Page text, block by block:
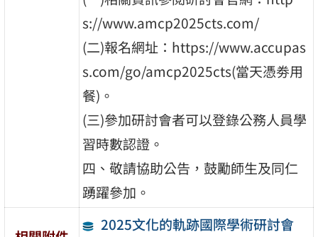
s://www.amcp2025cts.com/
(二)報名網址：https://www.accupas
s.com/go/amcp2025cts(當天憑劵用
餐)。
(三)參加研討會者可以登錄公務人員學
習時數認證。
四、敬請協助公告，鼓勵師生及同仁
踴躍參加。
2025文化的軌跡國際學術研討會